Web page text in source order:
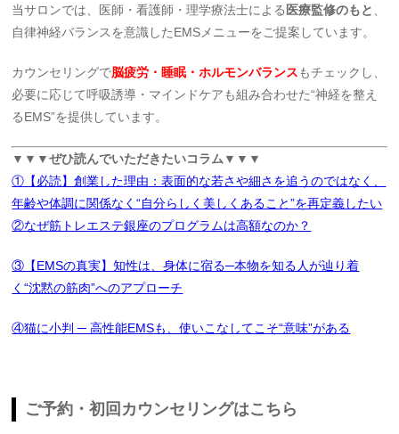
当サロンでは、医師・看護師・理学療法士による 医療監修のもと
自律神経バランスを意識したEMSメニューをご提案しています。
カウンセリングで脳疲労・睡眠・ホルモンバランスもチェックし、
必要に応じて呼吸誘導・マインドケアも組み合わせた“神経を整え
るEMS”を提供しています。
▼▼▼ぜひ読んでいただきたいコラム▼▼▼
①【必読】創業した理由：表面的な若さや細さを追うのではなく、
年齢や体調に関係なく“自分らしく美しくあること”を再定義したい
②なぜ筋トレエステ銀座のプログラムは高額なのか？
③【EMSの真実】知性は、身体に宿る─本物を知る人が辿り着
く“沈黙の筋肉”へのアプローチ
④猫に小判 ─ 高性能EMSも、使いこなしてこそ“意味”がある
ご予約・初回カウンセリングはこちら